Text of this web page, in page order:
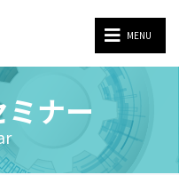
MENU
MENU
ナー